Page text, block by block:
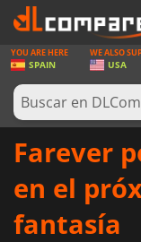
JUEGOS
TARJETAS PREPAGO
SOFTWARE
YOU ARE HERE
SPAIN
WE ALSO
USA
Farever
en el
fantasía